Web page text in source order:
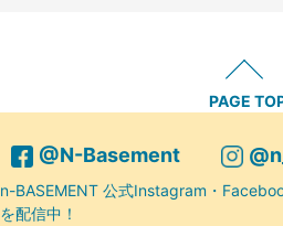
PAGE
@N-Basement
n-BASEMENT 公式Instagram・
を配信中！